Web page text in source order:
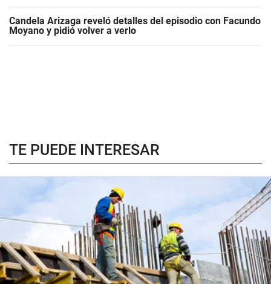
Candela Arizaga reveló detalles del episodio con Facundo
Moyano y pidió volver a verlo
TE PUEDE INTERESAR